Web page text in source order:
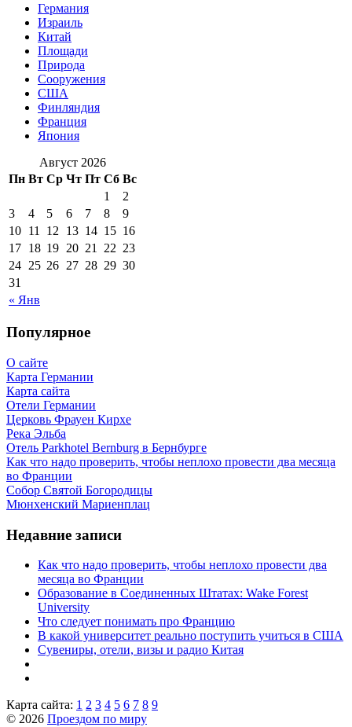
Германия
Израиль
Китай
Площади
Природа
Сооружения
США
Финляндия
Франция
Япония
Август 2026
Пн Вт Ср Чт Пт Сб Вс
« Янв
1
2
3
4 5 6 7 8
9
10 11 12 13 14 15 16
17 18 19 20 21 22 23
24 25 26 27 28 29 30
31
Популярное
О сайте
Карта Германии
Карта сайта
Отели Германии
Церковь Фрауен Кирхе
Река Эльба
Отель Parkhotel Bernburg в Бернбурге
Как что надо проверить, чтобы неплохо провести два месяца
во Франции
Собор Святой Богородицы
Мюнхенский Мариенплац
Недавние записи
Как что надо проверить, чтобы неплохо провести два
месяца во Франции
Образование в Соединенных Штатах: Wake Forest
University
Что следует понимать про Францию
В какой университет реально поступить учиться в США
Сувениры, отели, визы и радио Китая
Карта сайта: 1 2 3 4 5 6 7 8 9
© 2026 Проездом по миру